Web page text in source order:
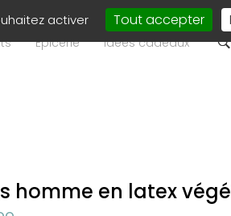
Epicerie Idées cadeaux
homme en latex
activer Tout accepter